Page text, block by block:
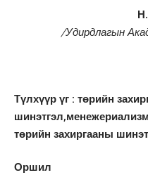
/Удирдлагын
Түлхүүр үг : төрийн
төрийн захиргааны
Оршил